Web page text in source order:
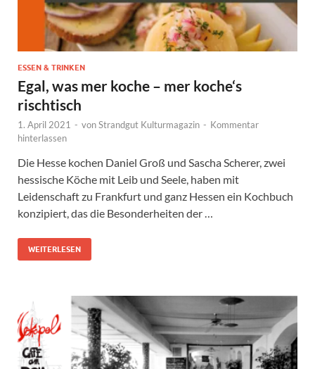
ESSEN & TRINKEN
Egal, was mer koche – mer koche‘s
rischtisch
1. April 2021 - vonStrandgut Kulturmagazin - Kommentar
hinterlassen
Die Hesse kochen Daniel Groß und Sascha Scherer, zwei
hessische Köche mit Leib und Seele, haben mit
Leidenschaft zu Frankfurt und ganz Hessen ein Kochbuch
konzipiert, das die Besonderheiten der …
WEITERLESEN